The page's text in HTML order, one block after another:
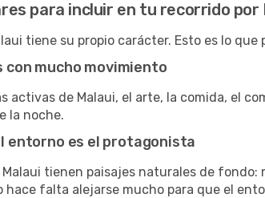
para incluir en tu recorrido por
tiene su propio carácter. Esto es lo que
con mucho movimiento
activas de Malaui, el arte, la comida, el
la noche.
entorno es el protagonista
tienen paisajes naturales de
hace falta alejarse mucho para que el